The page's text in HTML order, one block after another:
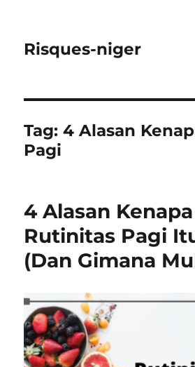
Risques-niger
Tag:4 Alasan
Pagi
4 Alasan Kenapa
Rutinitas Pagi
(Dan Gimana